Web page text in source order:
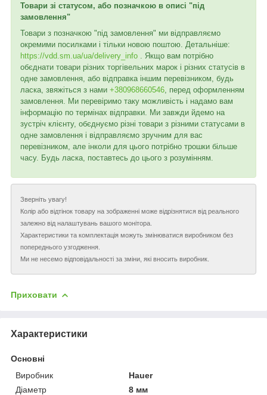
Товари зі статусом, або позначкою в описі "під
замовлення"
Товари з позначкою "під замовлення" ми відправляємо
окремими посилками і тільки новою поштою. Детальніше:
https://vdd.sm.ua/ua/delivery_info . Якщо вам потрібно
обєднати товари різних торгівельних марок і різних статусів в
одне замовлення, або відправка іншим перевізником, будь
ласка, звяжіться з нами +380968660546 , перед оформленням
замовлення. Ми перевіримо таку можливість і надамо вам
інформацію по термінах відправки. Ми завжди йдемо на
зустріч клієнту, обєднуємо різні товари з різними статусами в
одне замовлення і відправляємо зручним для вас
перевізником, але інколи для цього потрібно трошки більше
часу. Будь ласка, поставтесь до цього з розумінням.
Зверніть увагу!
Колір або відтінок товару на зображенні може відрізнятися від реального
залежно від налаштувань вашого монітора.
Характеристики та комплектація можуть змінюватися виробником без
попереднього узгодження.
Ми не несемо відповідальності за зміни, які вносить виробник.
Приховати
Характеристики
Основні
Виробник
Hauer
Діаметр
8 мм